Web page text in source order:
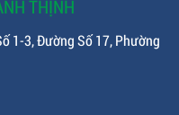
THỊNH
1-3, Đường Số 17, Phường